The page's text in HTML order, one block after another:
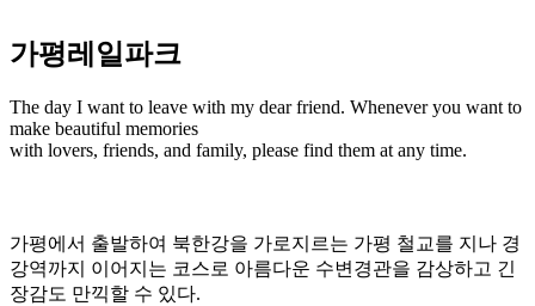
가평레일파크
The day I want to leave with my dear friend. Whenever you want to
make beautiful memories
with lovers, friends, and family, please find them at any time.
가평에서 출발하여 북한강을 가로지르는 가평 철교를 지나 경
강역까지 이어지는 코스로 아름다운 수변경관을 감상하고 긴
장감도 만끽할 수 있다.